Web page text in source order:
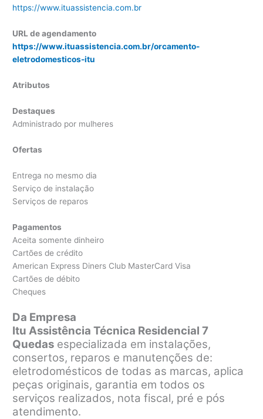
https://www.ituassistencia.com.br
URL de agendamento
https://www.ituassistencia.com.br/orcamento-
eletrodomesticos-itu
Atributos
Destaques
Administrado por mulheres
Ofertas
Entrega no mesmo dia
Serviço de instalação
Serviços de reparos
Pagamentos
Aceita somente dinheiro
Cartões de crédito
American Express Diners Club MasterCard Visa
Cartões de débito
Cheques
Da Empresa
Itu Assistência Técnica Residencial 7
Quedas especializada em instalações,
consertos, reparos e manutenções de:
eletrodomésticos de todas as marcas, aplica
peças originais, garantia em todos os
serviços realizados, nota fiscal, pré e pós
atendimento.